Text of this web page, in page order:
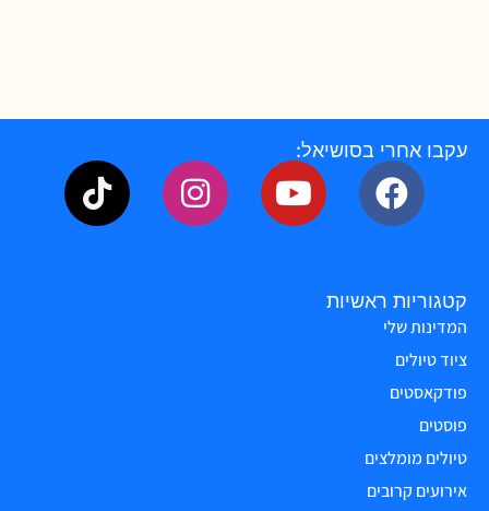
עקבו אחרי בסושיאל:
קטגוריות ראשיות
המדינות שלי
ציוד טיולים
פודקאסטים
פוסטים
טיולים מומלצים
אירועים קרובים